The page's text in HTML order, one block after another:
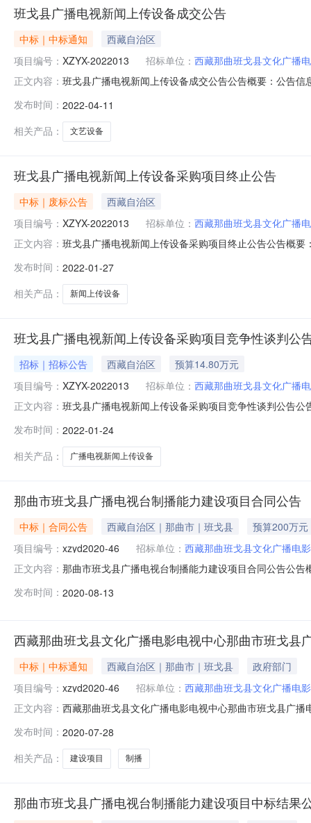
班戈县广播电视新闻上传设备成交公告
中标｜中标通知
西藏自治区
项目编号： XZYX-2022013 招标单位： 西藏那曲班戈县文化广播
正文内容： 班戈县广播电视新闻上传设备成交公告公告概要：公告
系方式：项目联系人达瓦多吉项目联系电话
理机
发布时间： 2022-04-11
相关产品：
文艺设备
班戈县广播电视新闻上传设备采购项目终止公告
中标｜废标公告
西藏自治区
项目编号： XZYX-2022013 招标单位： 西藏那曲班戈县文化广播
正文内容： 班戈县广播电视新闻上传设备采购项目终止公告公告概
那曲班戈县文化广播电影电视中心采购单位地址西藏自
路色拉大院2
发布时间： 2022-01-27
相关产品：
新闻上传设备
班戈县广播电视新闻上传设备采购项目竞争性谈判公
招标｜招标公告 西藏自治区
预算14.80万元
项目编号： XZYX-2022013 招标单位： 西藏那曲班戈县文化广播
正文内容： 班戈县广播电视新闻上传设备采购项目竞争性谈判公告
文件的地点西藏一鑫招标代理有限公司（拉萨市城关区
发布时间： 2022-01-24
相关产品：
广播电视新闻上传设备
那曲市班戈县广播电视台制播能力建设项目合同公告
中标｜合同公告 西藏自治区｜那曲市｜班戈县
预算200万元
项目编号： xzyd2020-46 招标单位： 西藏那曲班戈县文化广播电
正文内容： 那曲市班戈县广播电视台制播能力建设项目合同公告公
文化广播电影电视中心行政区域班戈县公告时间2020年
发布时间： 2020-08-13
西藏那曲班戈县文化广播电影电视中心那曲市班戈县
中标｜中标通知 西藏自治区｜那曲市｜班戈县
政府部门
项目编号： xzyd2020-46 招标单位： 西藏那曲班戈县文化广播电
正文内容： 西藏那曲班戈县文化广播电影电视中心那曲市班戈县广
频节目制作和播控设备采购单位西藏那曲班戈县文化广
海伟西藏电视台技术2尚
发布时间： 2020-07-28
相关产品：
建设项目 制播
那曲市班戈县广播电视台制播能力建设项目中标结果